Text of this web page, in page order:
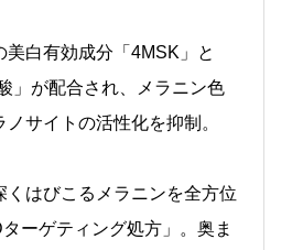
美白有効成分「4MSK」と
」が配合され、メラニン色
サイトの活性化を抑制。
くはびこるメラニンを全方位
ーゲティング処方」。奥ま